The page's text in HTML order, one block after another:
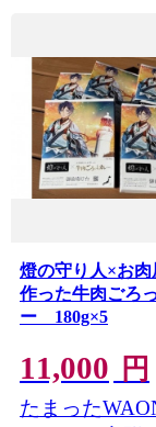
燈の守り人×お肉
作った牛肉ごろ
ー 180g×5
11,000 円
たまった